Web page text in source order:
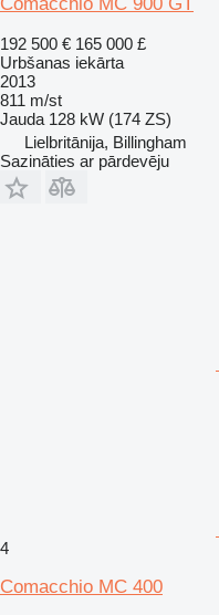
192 500 € 165 000 £
Urbšanas iekārta
2013
811 m/st
Jauda 128 kW (174 ZS)
Lielbritānija, Billingham
Sazināties ar pārdevēju
4
Comacchio MC 400